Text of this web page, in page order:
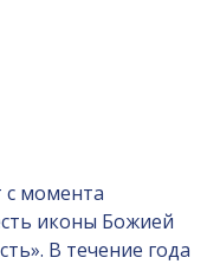
с момента
иконы Божией
В течение года